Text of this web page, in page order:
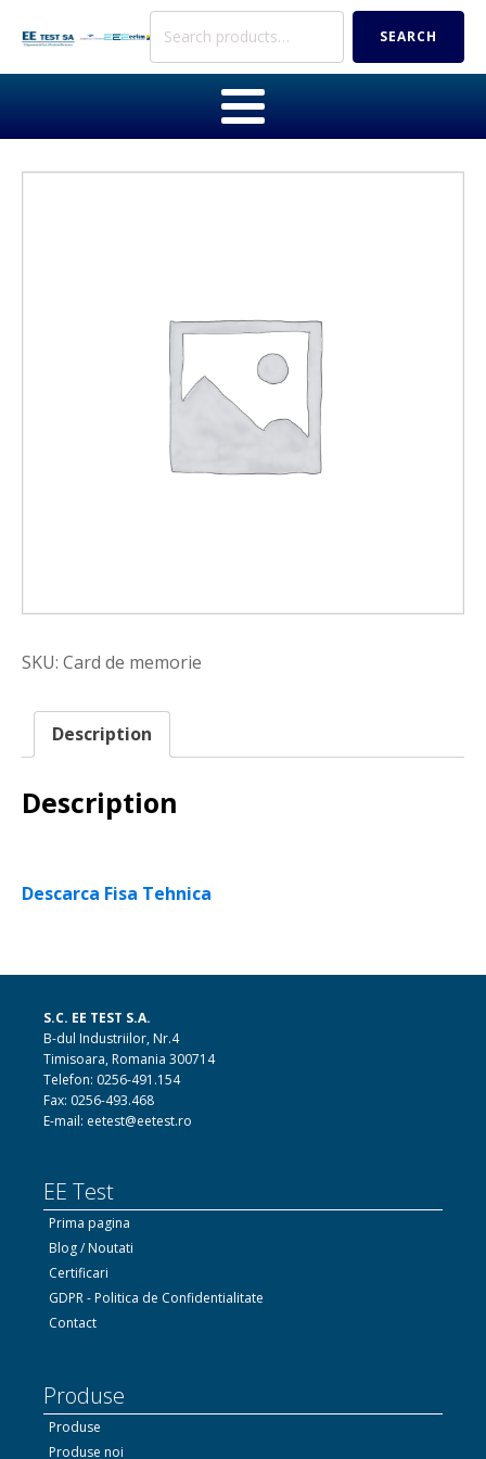
Search
SEARCH
SKU: Card de memorie
Description
Description
Descarca Fisa Tehnica
S.C. EE TEST S.A.
B-dul Industriilor, Nr.4
Timisoara, Romania 300714
Telefon: 0256-491.154
Fax: 0256-493.468
E-mail: eetest@eetest.ro
EE Test
Prima pagina
Blog / Noutati
Certificari
GDPR - Politica de Confidentialitate
Contact
Produse
Produse
Produse noi